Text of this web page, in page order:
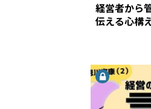
経営者から
伝える心構